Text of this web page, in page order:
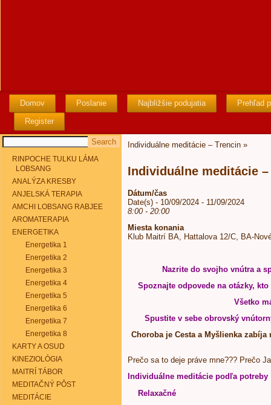
Domov Poslanie Najbližšie podujatia
Prehľad
Register
RINPOCHE TULKU LÁMA
LOBSANG
ANALÝZA KRESBY
ANJELSKÁ TERAPIA
AMCHI LOBSANG RABJEE
AROMATERAPIA
ENERGETIKA
Energetika 1
Energetika 2
Energetika 3
Energetika 4
Energetika 5
Energetika 6
Energetika 7
Energetika 8
KARTY A OSUD
KINEZIOLÓGIA
MAITRÍ TÁBOR
MEDITAČNÝ PÔST
MEDITÁCIE
Individuálne meditácie – Trencin »
Individuálne meditácie
Dátum/čas
Date(s) - 10/09/2024 - 11/09/2024
8:00 - 20:00
Miesta konania
Klub Maitrí BA, Hattalova 12/C, BA-
Nazrite do svojho vnútra a
Spoznajte odpovede na otázky,
Všetko
Spustite v sebe obrovský
Choroba je Cesta a Myšlienka
Prečo sa to deje práve mne??? Prečo
Individuálne meditácie podľa potreby
Relaxačné